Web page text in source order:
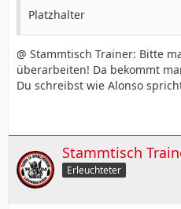
Platzhalter
@ Stammtisch Trainer: Bitte
überarbeiten! Da bekommt
Du schreibst wie Alonso
Stammtisch
Erleuchteter